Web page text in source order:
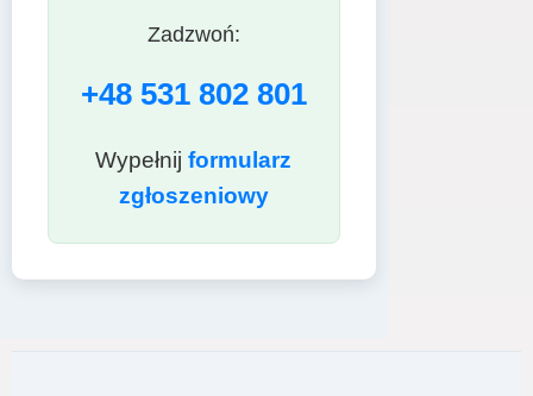
Zadzwoń:
+48 531 802 801
Wypełnijformularz
zgłoszeniowy